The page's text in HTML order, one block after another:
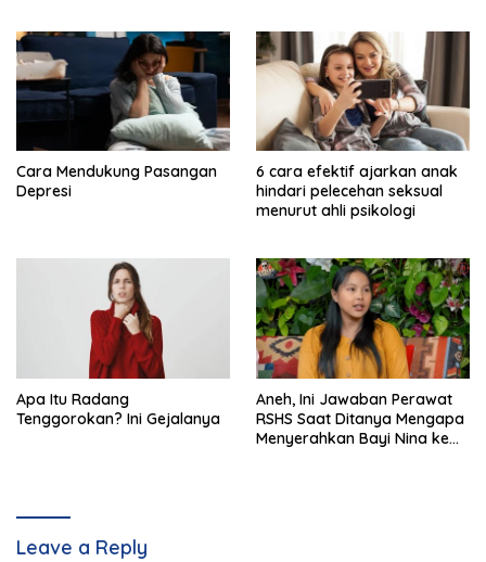
Cara Mendukung Pasangan
Depresi
6 cara efektif ajarkan anak
hindari pelecehan seksual
menurut ahli psikologi
Apa Itu Radang
Tenggorokan? Ini Gejalanya
Aneh, Ini Jawaban Perawat
RSHS Saat Ditanya Mengapa
Menyerahkan Bayi Nina ke
Leave a Reply